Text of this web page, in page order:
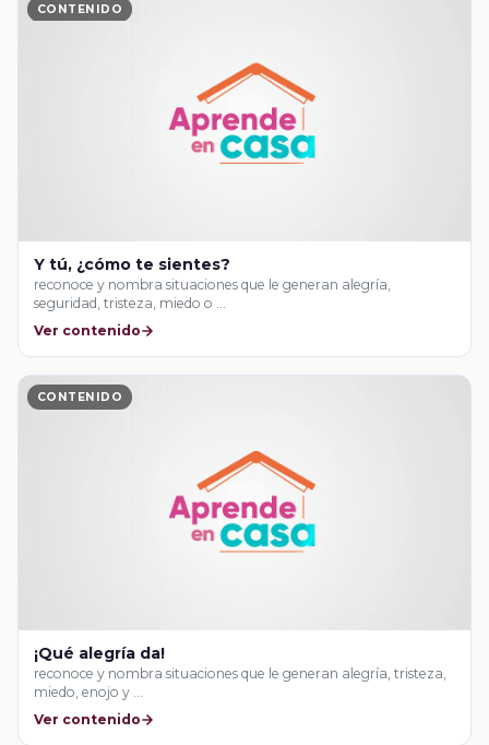
CONTENIDO
Y tú, ¿cómo te sientes?
reconoce y nombra situaciones que le generan alegría,
seguridad, tristeza, miedo o …
Ver contenido
CONTENIDO
¡Qué alegría da!
reconoce y nombra situaciones que le generan alegría, tristeza,
miedo, enojo y …
Ver contenido